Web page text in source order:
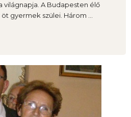
világnapja. A Budapesten élő
gyermek szülei. Három ...